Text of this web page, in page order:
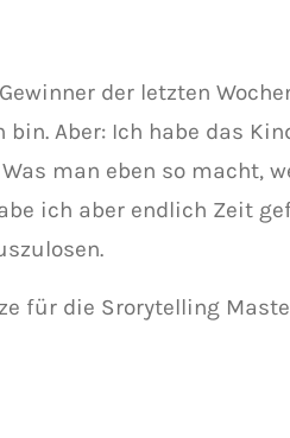
der letzten
bin. Aber: Ich habe das
man eben so macht,
ich aber endlich Zeit
für die Srorytelling